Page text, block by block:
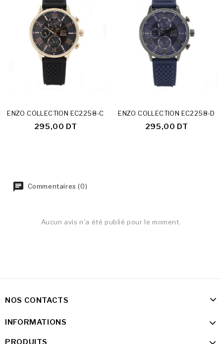
ENZO COLLECTION EC2258-C
295,00 DT
ENZO COLLECTION EC2258-D
295,00 DT
Commentaires (0)
Aucun avis n'a été publié pour le moment.
NOS CONTACTS
INFORMATIONS
PRODUITS